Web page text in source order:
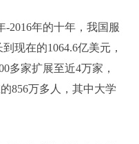
-2016年的十年，我国服
现在的1064.6亿美元，
多家扩展至近4万家，
856万多人，其中大学